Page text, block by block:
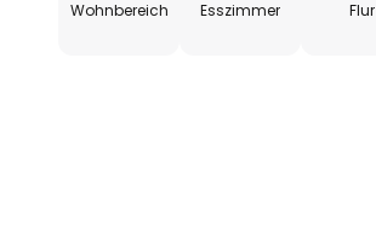
Wohnbereich Esszimmer Flur